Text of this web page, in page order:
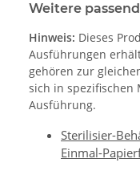
Weitere
Hinweis: Dieses
Ausführungen
gehören zur
sich in spezifischen
Ausführung.
Sterilisier-
Einmal-